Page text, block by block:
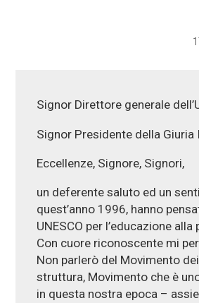
Signor Direttore generale
Signor Presidente della Giuria
Eccellenze, Signore, Signori,
un deferente saluto ed un
quest’anno 1996, hanno
UNESCO per l’educazione alla
Con cuore riconoscente mi
Non parlerò del Movimento
struttura, Movimento che è
in questa nostra epoca –